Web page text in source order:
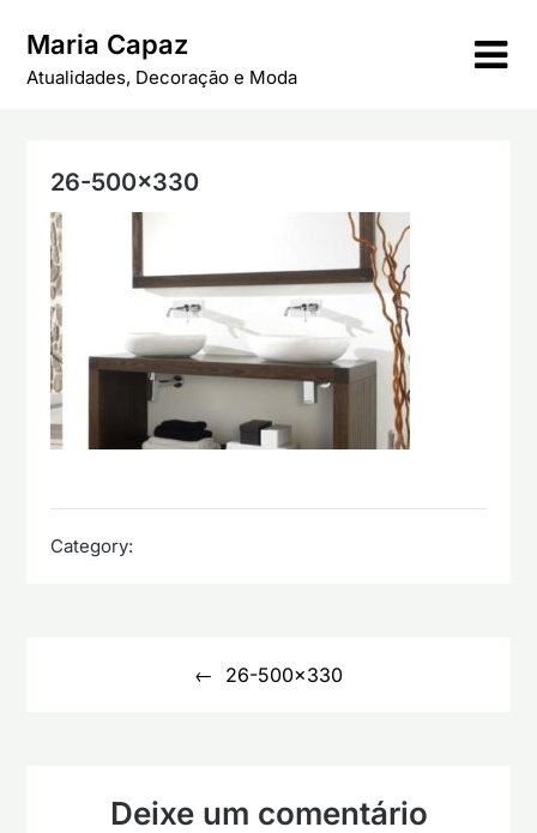
content
Maria Capaz
Atualidades, Decoração e Moda
26-500×330
Category:
26-500×330
Deixe um comentário